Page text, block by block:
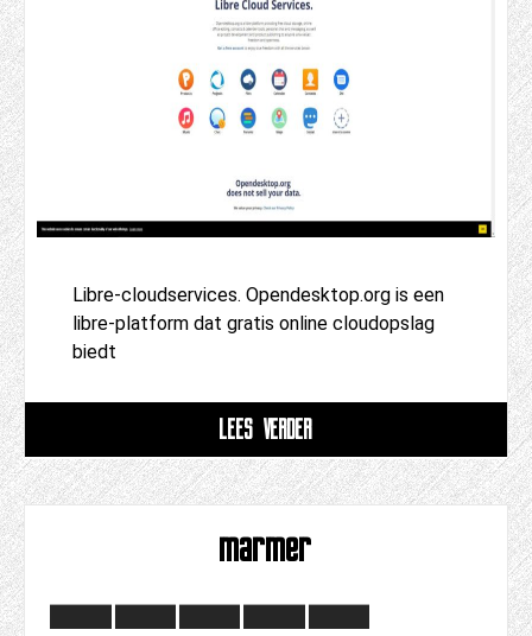
Libre-cloudservices. Opendesktop.org is een
libre-platform dat gratis online cloudopslag
biedt
LEES VERDER
marmer